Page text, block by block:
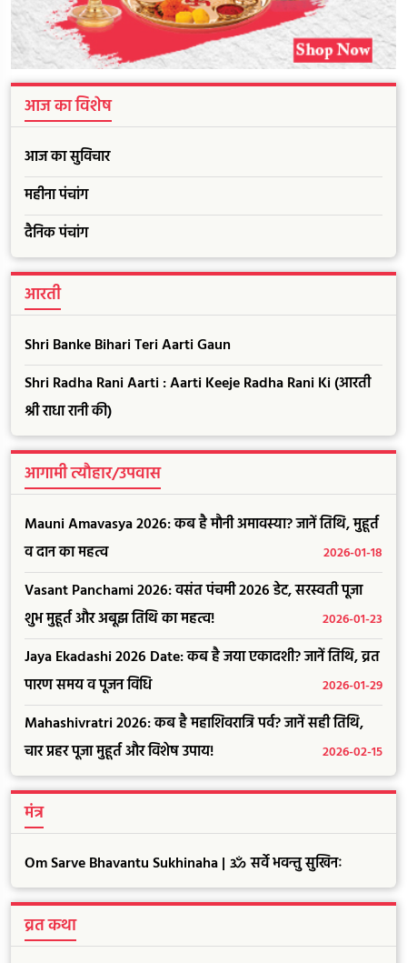
आज का विशेष
आज का सुविचार
महीना पंचांग
दैनिक पंचांग
आरती
Shri Banke Bihari Teri Aarti Gaun
Shri Radha Rani Aarti : Aarti Keeje Radha Rani Ki (आरती
श्री राधा रानी की)
आगामी त्यौहार/उपवास
Mauni Amavasya 2026: कब है मौनी अमावस्या? जानें तिथि, मुहूर्त
व दान का महत्व
2026-01-18
Vasant Panchami 2026: वसंत पंचमी 2026 डेट, सरस्वती पूजा
शुभ मुहूर्त और अबूझ तिथि का महत्व!
2026-01-23
Jaya Ekadashi 2026 Date: कब है जया एकादशी? जानें तिथि, व्रत
पारण समय व पूजन विधि
2026-01-29
Mahashivratri 2026: कब है महाशिवरात्रि पर्व? जानें सही तिथि,
चार प्रहर पूजा मुहूर्त और विशेष उपाय!
2026-02-15
मंत्र
Om Sarve Bhavantu Sukhinaha | ॐ सर्वे भवन्तु सुखिनः
व्रत कथा